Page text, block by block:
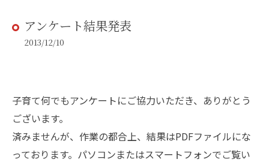
アンケート結果発表
2013/12/10
子育て何でもアンケートにご協力いただき、ありがとう
ございます。
済みませんが、作業の都合上、結果はPDFファイルにな
っております。パソコンまたはスマートフォンでご覧い